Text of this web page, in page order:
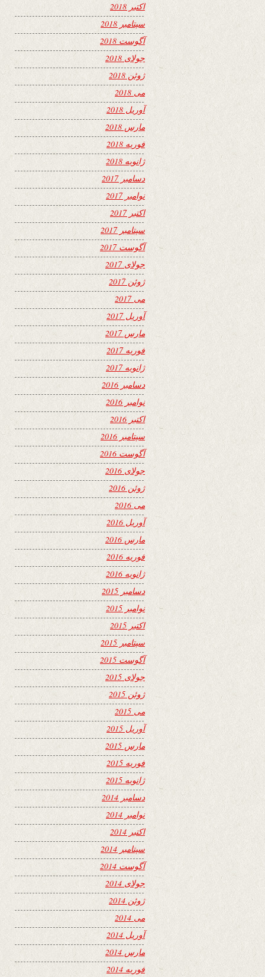
اکتبر 2018
سپتامبر 2018
آگوست 2018
جولای 2018
ژوئن 2018
می 2018
آوریل 2018
مارس 2018
فوریه 2018
ژانویه 2018
دسامبر 2017
نوامبر 2017
اکتبر 2017
سپتامبر 2017
آگوست 2017
جولای 2017
ژوئن 2017
می 2017
آوریل 2017
مارس 2017
فوریه 2017
ژانویه 2017
دسامبر 2016
نوامبر 2016
اکتبر 2016
سپتامبر 2016
آگوست 2016
جولای 2016
ژوئن 2016
می 2016
آوریل 2016
مارس 2016
فوریه 2016
ژانویه 2016
دسامبر 2015
نوامبر 2015
اکتبر 2015
سپتامبر 2015
آگوست 2015
جولای 2015
ژوئن 2015
می 2015
آوریل 2015
مارس 2015
فوریه 2015
ژانویه 2015
دسامبر 2014
نوامبر 2014
اکتبر 2014
سپتامبر 2014
آگوست 2014
جولای 2014
ژوئن 2014
می 2014
آوریل 2014
مارس 2014
فوریه 2014